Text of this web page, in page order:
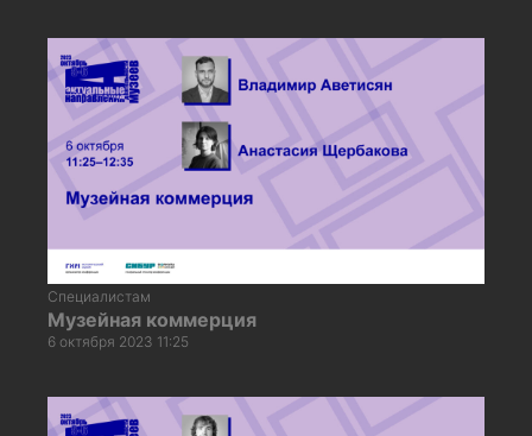
Специалистам
Музейная коммерция
6 октября 2023 11:25